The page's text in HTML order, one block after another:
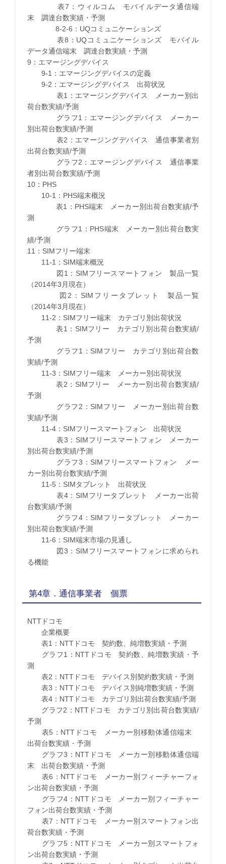
表7：ウィルコム モバイルデータ通信端
末 調達台数実績・予測
8-2-6：UQコミュニケーションズ
表8：UQコミュニケーションズ モバイル
データ通信端末 調達台数実績・予測
9：エマージングデバイス
9-1：エマージングデバイスの定義
9-2：エマージングデバイス 出荷状況
表1：エマージングデバイス メーカー別出
荷台数実績/予測
グラフ1：エマージングデバイス メーカー
別出荷台数実績/予測
表2：エマージングデバイス 通信事業者別
出荷台数実績/予測
グラフ2：エマージングデバイス 通信事業
者別出荷台数実績/予測
10：PHS
10-1：PHS端末概況
表1：PHS端末 メーカー別出荷台数実績/予
測
グラフ1：PHS端末 メーカー別出荷台数実
績/予測
11：SIMフリー端末
11-1：SIM端末概況
図1：SIMフリースマートフォン 製品一覧
（2014年3月現在）
図2：SIMフリータブレット 製品一覧
（2014年3月現在）
11-2：SIMフリー端末 カテゴリ別出荷状況
表1：SIMフリー カテゴリ別出荷台数実績/
予測
グラフ1：SIMフリー カテゴリ別出荷台数
実績/予測
11-3：SIMフリー端末 メーカー別出荷状況
表2：SIMフリー メーカー別出荷台数実績/
予測
グラフ2：SIMフリー メーカー別出荷台数
実績/予測
11-4：SIMフリースマートフォン 出荷状況
表3：SIMフリースマートフォン メーカー
別出荷台数実績/予測
グラフ3：SIMフリースマートフォン メー
カー別出荷台数実績/予測
11-5：SIMタブレット 出荷状況
表4：SIMフリータブレット メーカー出荷
台数実績/予測
グラフ4：SIMフリータブレット メーカー
別出荷台数実績/予測
11-6：SIM端末市場の見通し
図3：SIMフリースマートフォンに求められ
る機能
第4章．通信事業者 個票
NTTドコモ
企業概要
表1：NTTドコモ 契約数、純増数実績・予測
グラフ1：NTTドコモ 契約数、純増数実績・予
測
表2：NTTドコモ デバイス別契約数実績・予測
表3：NTTドコモ デバイス別純増数実績・予測
表4：NTTドコモ カテゴリ別出荷台数実績/予測
グラフ2：NTTドコモ カテゴリ別出荷台数実績/
予測
表5：NTTドコモ メーカー別移動体通信端末
出荷台数実績・予測
グラフ3：NTTドコモ メーカー別移動体通信端
末 出荷台数実績・予測
表6：NTTドコモ メーカー別フィーチャーフォ
ン出荷台数実績・予測
グラフ4：NTTドコモ メーカー別フィーチャー
フォン出荷台数実績・予測
表7：NTTドコモ メーカー別スマートフォン出
荷台数実績・予測
グラフ5：NTTドコモ メーカー別スマートフォ
ン出荷台数実績・予測